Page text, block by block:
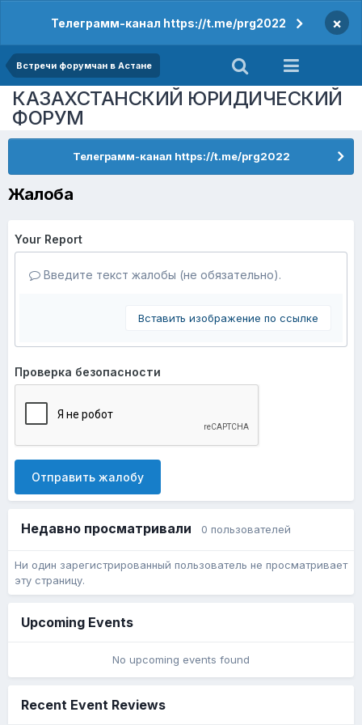
Телеграмм-канал https://t.me/prg2022 ×
Встречи форумчан в Астане
КАЗАХСТАНСКИЙ ЮРИДИЧЕСКИЙ
ФОРУМ
Телеграмм-канал https://t.me/prg2022
Жалоба
Your Report
Введите текст жалобы (не обязательно).
Вставить изображение по ссылке
Проверка безопасности
Отправить жалобу
Недавно просматривали 0 пользователей
Ни один зарегистрированный пользователь не просматривает
эту страницу.
Upcoming Events
No upcoming events found
Recent Event Reviews